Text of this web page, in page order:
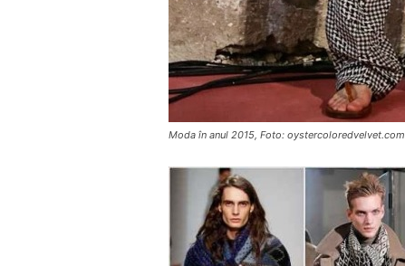
Moda în anul 2015, Foto: oystercoloredvelvet.com